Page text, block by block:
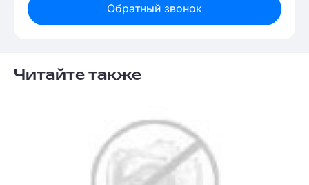
Обратный звонок
Читайте также